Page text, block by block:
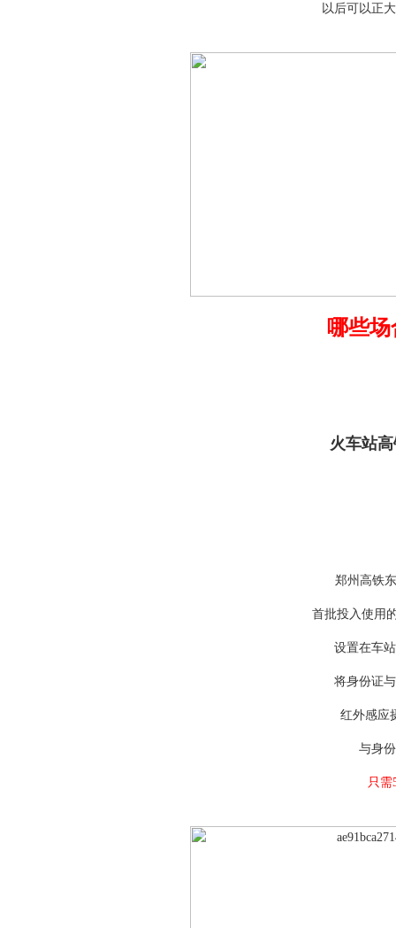
以后可以正
哪些
火车站
郑州高铁
首批投入使用
设置在车
将身份证
红外感应
与身
只需